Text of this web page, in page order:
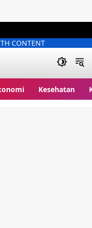
CONTENT
Kesehatan